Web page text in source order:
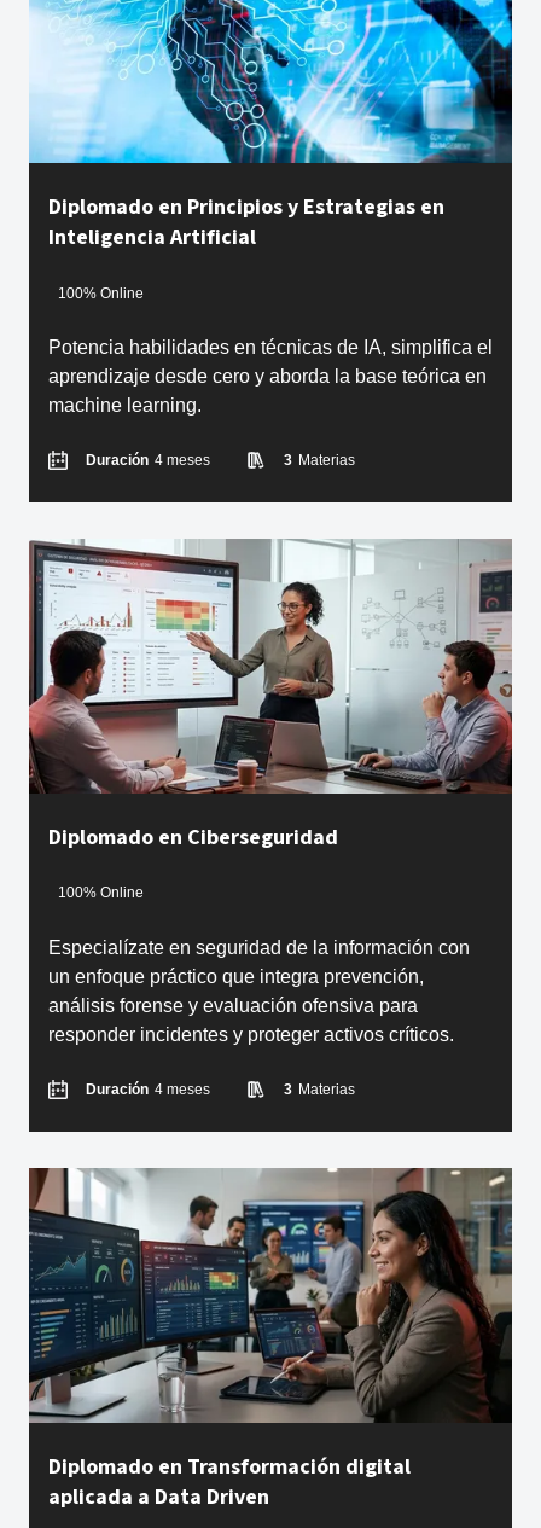
Diplomado en Principios y Estrategias en
Inteligencia Artificial
100% Online
Potencia habilidades en técnicas de IA, simplifica el
aprendizaje desde cero y aborda la base teórica en
machine learning.
Duración 4 meses 3 Materias
Diplomado en Ciberseguridad
100% Online
Especialízate en seguridad de la información con
un enfoque práctico que integra prevención,
análisis forense y evaluación ofensiva para
responder incidentes y proteger activos críticos.
Duración 4 meses 3 Materias
Diplomado en Transformación digital
aplicada a Data Driven